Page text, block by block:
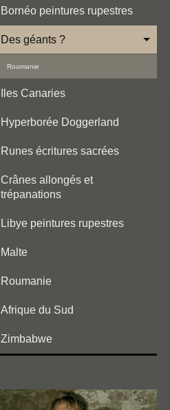
Bornéo peintures rupestres
Des géants ?
Roumanie
Iles Canaries
Hyperborée Doggerland
Runes écritures sacrées
Crânes allongés et
trépanations
Libye peintures rupestres
Malte
Roumanie
Afrique du Sud
Zimbabwe